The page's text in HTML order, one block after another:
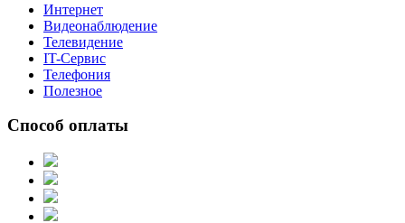
Интернет
Видеонаблюдение
Телевидение
IT-Сервис
Телефония
Полезное
Способ оплаты